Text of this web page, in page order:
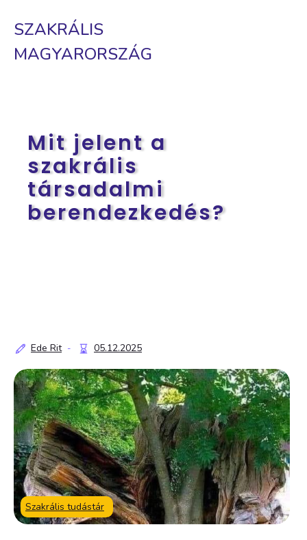
SZAKRÁLIS
MAGYARORSZÁG
Mit jelent a
szakrális
társadalmi
berendezkedés?
Ede Rit - 05.12.2025
Szakrális tudástár